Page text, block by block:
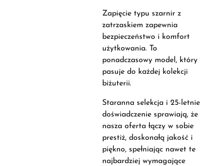
Zapięcie typu szarnir z
zatrzaskiem zapewnia
bezpieczeństwo i komfort
użytkowania. To
ponadczasowy model, który
pasuje do każdej kolekcji
biżuterii.
Staranna selekcja i 25-letnie
doświadczenie sprawiają, że
nasza oferta łączy w sobie
prestiż, doskonałą jakość i
piękno, spełniając nawet te
najbardziej wymagające